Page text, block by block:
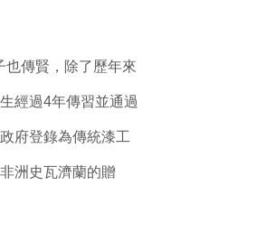
也傳賢，除了歷年來
經過4年傳習並通過
府登錄為傳統漆工
洲史瓦濟蘭的贈